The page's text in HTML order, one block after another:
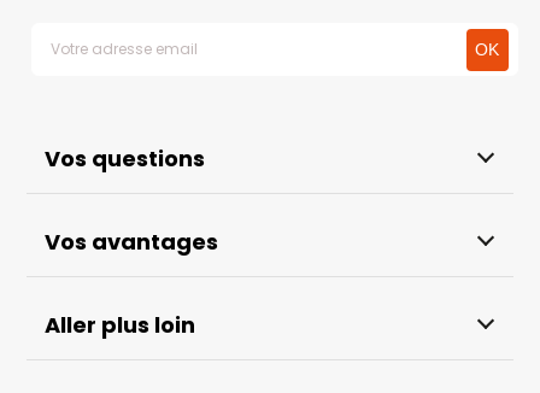
Vos questions
Vos avantages
Aller plus loin